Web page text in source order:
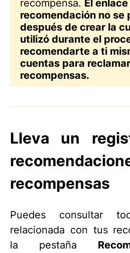
recompensa. El
recomendación no se
después de crear la
utilizó durante el
recomendarte a ti
cuentas para
recompensas.
Lleva un
recompensas
Puedes consultar
relacionada con tus
la pestaña